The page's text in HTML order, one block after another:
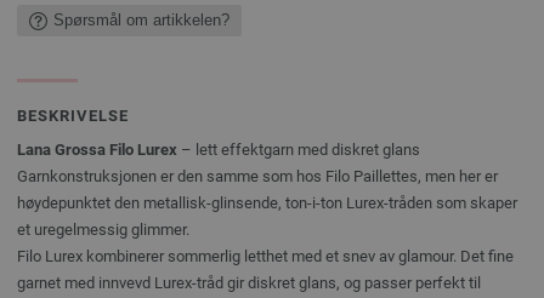
Spørsmål om artikkelen?
BESKRIVELSE
Lana Grossa Filo Lurex – lett effektgarn med diskret glans
Garnkonstruksjonen er den samme som hos Filo Paillettes, men her er
høydepunktet den metallisk-glinsende, ton-i-ton Lurex-tråden som skaper
et uregelmessig glimmer.
Filo Lurex kombinerer sommerlig letthet med et snev av glamour. Det fine
garnet med innvevd Lurex-tråd gir diskret glans, og passer perfekt til